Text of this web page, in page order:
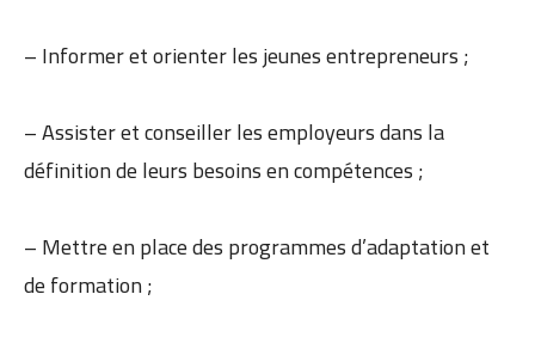
– Informer et orienter les jeunes entrepreneurs ;
– Assister et conseiller les employeurs dans la
définition de leurs besoins en compétences ;
– Mettre en place des programmes d’adaptation et
de formation ;